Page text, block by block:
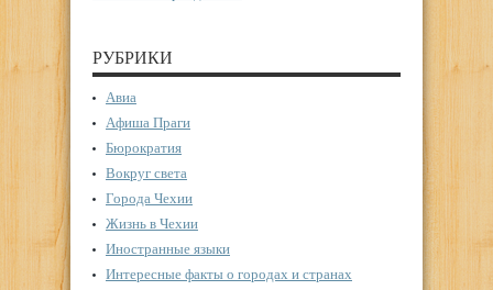
РУБРИКИ
Авиа
Афиша Праги
Бюрократия
Вокруг света
Города Чехии
Жизнь в Чехии
Иностранные языки
Интересные факты о городах и странах